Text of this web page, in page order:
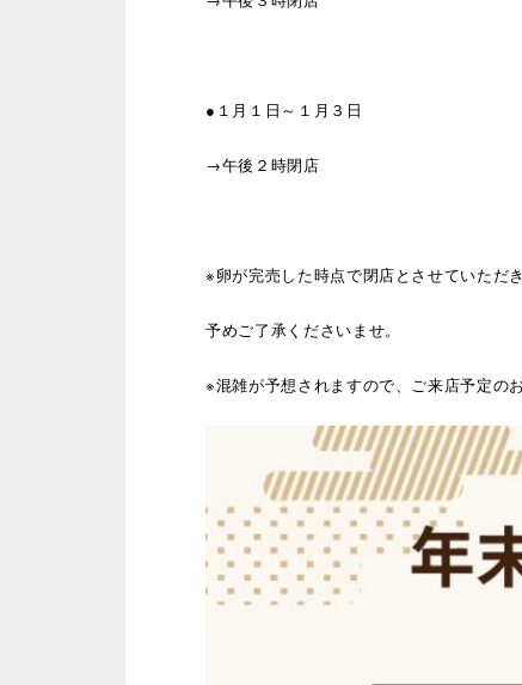
●１月１日～１月３日
→午後２時閉店
※卵が完売した時点で閉店とさせていただき
予めご了承くださいませ。
※混雑が予想されますので、ご来店予定の